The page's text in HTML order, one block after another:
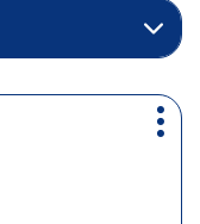
Plus